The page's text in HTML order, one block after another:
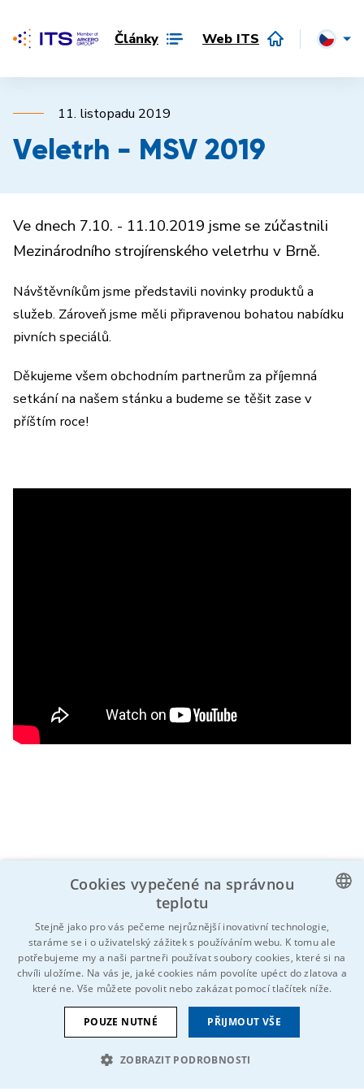
Články Web ITS
11. listopadu 2019
Veletrh - MSV 2019
Ve dnech 7.10. - 11.10.2019 jsme se zúčastnili
Mezinárodního strojírenského veletrhu v Brně.
Návštěvníkům jsme představili novinky produktů a
služeb. Zároveň jsme měli připravenou bohatou nabídku
pivních speciálů.
Děkujeme všem obchodním partnerům za příjemná
setkání na našem stánku a budeme se těšit zase v
příštím roce!
Znáš někoho, koho by to mohlo zajímat?
Neváhej a sdílej!
CZECH
GERMAN
Cookies vypečené na správnou
teplotu
Stejně jako pro vás pečeme nejrůznější inovativní technologie,
staráme se i o uživatelský zážitek s používáním webu. K tomu ale
potřebujeme my a naši partneři používat soubory cookies, které si na
chvíli uložíme. Na vás je, jaké cookies nám povolíte upéct do zlatova a
které ne. Vše můžete povolit nebo zakázat pomocí tlačítek níže.
PŘIJMOUT VŠE
POUZE NUTNÉ
ZOBRAZIT PODROBNOSTI